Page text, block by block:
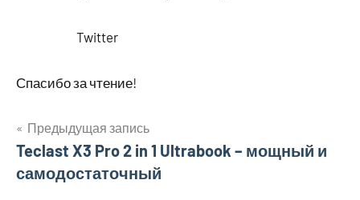
Twitter
Спасибо за чтение!
Навигация
по
Предыдущая запись
Teclast X3 Pro 2 in 1 Ultrabook – мощный и
самодостаточный